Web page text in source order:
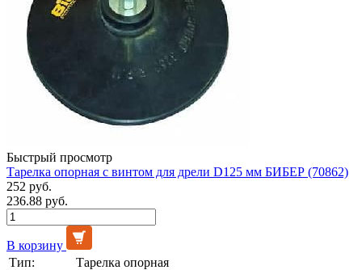
Быстрый просмотр
Тарелка опорная с винтом для дрели D125 мм БИБЕР (70862)
252 руб.
236.88 руб.
В корзину
Тип:
Тарелка опорная